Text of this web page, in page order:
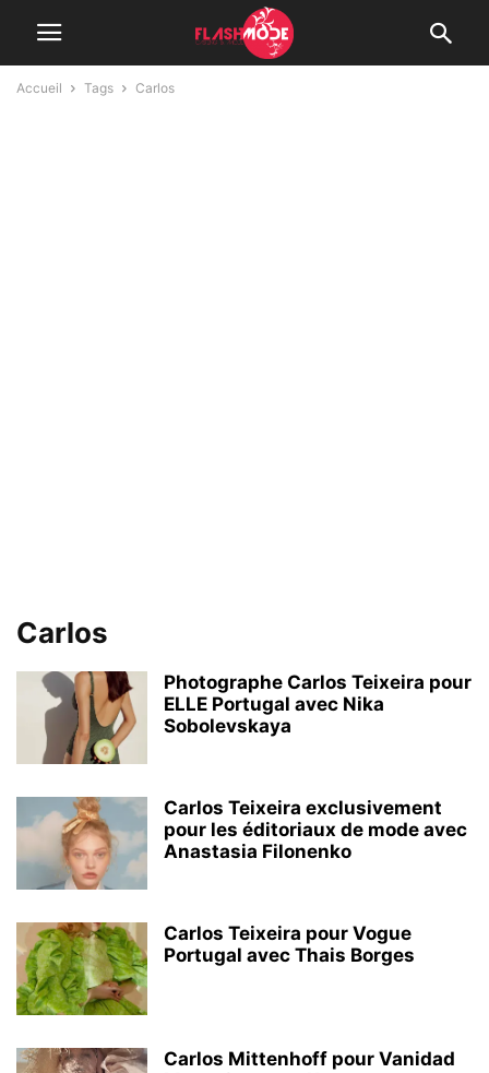
Accueil Tags Carlos
Carlos
Photographe Carlos Teixeira pour
ELLE Portugal avec Nika
Sobolevskaya
Carlos Teixeira exclusivement
pour les éditoriaux de mode avec
Anastasia Filonenko
Carlos Teixeira pour Vogue
Portugal avec Thais Borges
Carlos Mittenhoff pour Vanidad